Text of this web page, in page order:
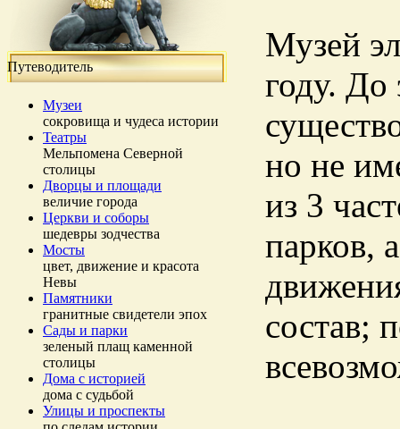
Путеводитель
Музеи
сокровища и чудеса истории
Театры
Мельпомена Северной
столицы
Дворцы и площади
величие города
Церкви и соборы
шедевры зодчества
Мосты
цвет, движение и красота
Невы
Памятники
гранитные свидетели эпох
Сады и парки
зеленый плащ каменной
столицы
Дома с историей
дома с судьбой
Улицы и проспекты
Музей
году. До
но не
из 3
парков,
состав;